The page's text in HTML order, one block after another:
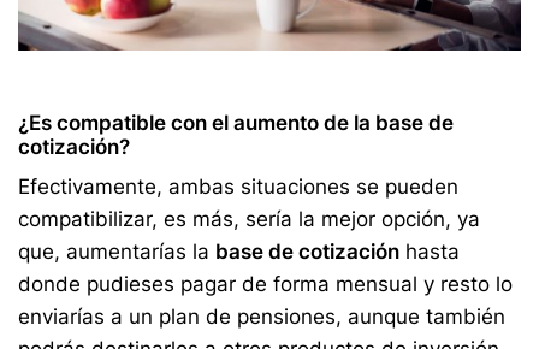
¿Es compatible con el aumento de la base de
cotización?
Efectivamente, ambas situaciones se pueden
compatibilizar, es más, sería la mejor opción, ya
que, aumentarías la base de cotización hasta
donde pudieses pagar de forma mensual y resto lo
enviarías a un plan de pensiones, aunque también